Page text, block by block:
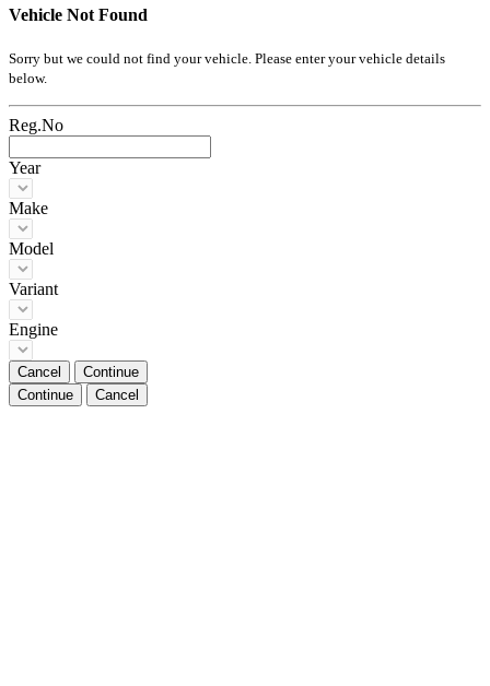
Vehicle Not Found
Sorry but we could not find your vehicle. Please enter your vehicle details
below.
Reg.No
Year
Make
Model
Variant
Engine
Cancel
Continue
Continue
Cancel